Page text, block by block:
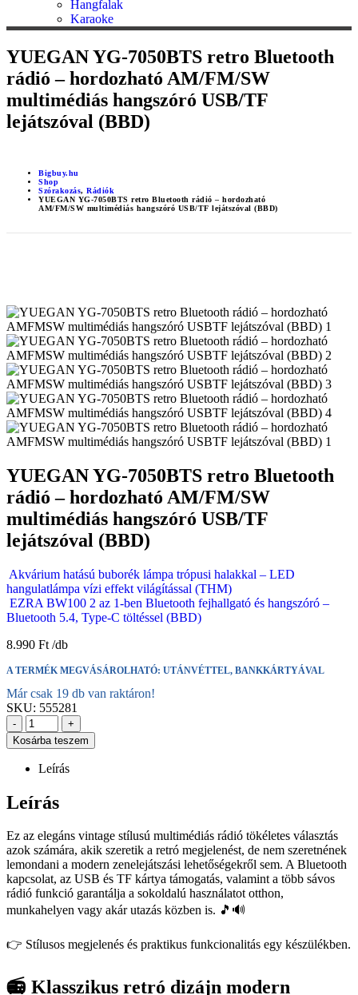
Hangfalak
Karaoke
YUEGAN YG-7050BTS retro Bluetooth
rádió – hordozható AM/FM/SW
multimédiás hangszóró USB/TF
lejátszóval (BBD)
Bigbuy.hu
Shop
Szórakozás, Rádiók
YUEGAN YG-7050BTS retro Bluetooth rádió – hordozható
AM/FM/SW multimédiás hangszóró USB/TF lejátszóval (BBD)
YUEGAN YG-7050BTS retro Bluetooth
rádió – hordozható AM/FM/SW
multimédiás hangszóró USB/TF
lejátszóval (BBD)
Akvárium hatású buborék lámpa trópusi halakkal – LED
hangulatlámpa vízi effekt világítással (THM)
EZRA BW100 2 az 1-ben Bluetooth fejhallgató és hangszóró –
Bluetooth 5.4, Type-C töltéssel (BBD)
8.990 Ft
A TERMÉK MEGVÁSÁROLHATÓ: UTÁNVÉTTEL, BANKKÁRTYÁVAL
Már csak 19 db van raktáron!
SKU: 555281
-
+
Kosárba teszem
Leírás
Leírás
Ez az elegáns vintage stílusú multimédiás rádió tökéletes választás
azok számára, akik szeretik a retró megjelenést, de nem szeretnének
lemondani a modern zenelejátszási lehetőségekről sem. A Bluetooth
kapcsolat, az USB és TF kártya támogatás, valamint a több sávos
rádió funkció garantálja a sokoldalú használatot otthon,
munkahelyen vagy akár utazás közben is. 🎵🔊
👉 Stílusos megjelenés és praktikus funkcionalitás egy készülékben.
📻 Klasszikus retró dizájn modern